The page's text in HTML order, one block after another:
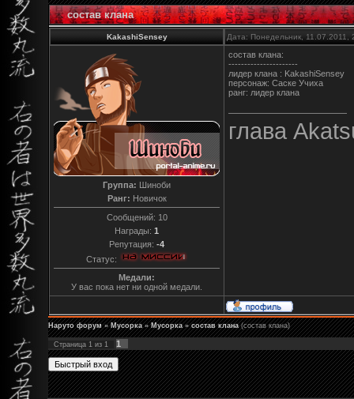
состав клана
KakashiSensey Дата: Понедельник,
Группа: Шиноби
Ранг: Новичок
Сообщений: 10
Награды: 1
Репутация: -4
Статус:
Медали:
У вас пока нет ни одной медали.
состав клана:
----------------------
лидер клана : KakashiSensey
персонаж: Саске Учиха
ранг: лидер клана
глава
Наруто форум » Мусорка » Мусорка » состав клана (состав клана)
Страница 1 из 1 1